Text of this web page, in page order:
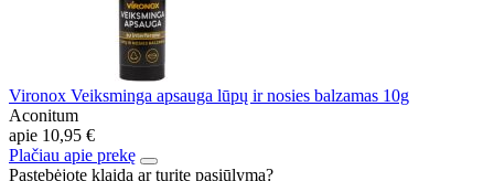
Vironox Veiksminga apsauga lūpų ir nosies balzamas 10g
Aconitum
apie 10,95 €
Plačiau apie prekę
Pastebėjote klaidą ar turite pasiūlymą?